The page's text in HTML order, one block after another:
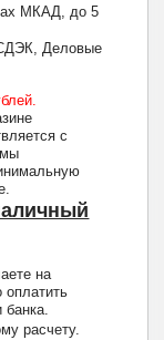
МКАД, до 5
Деловые
с
на
оплатить
банка.
расчету.